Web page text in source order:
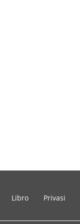
Libro Privasi